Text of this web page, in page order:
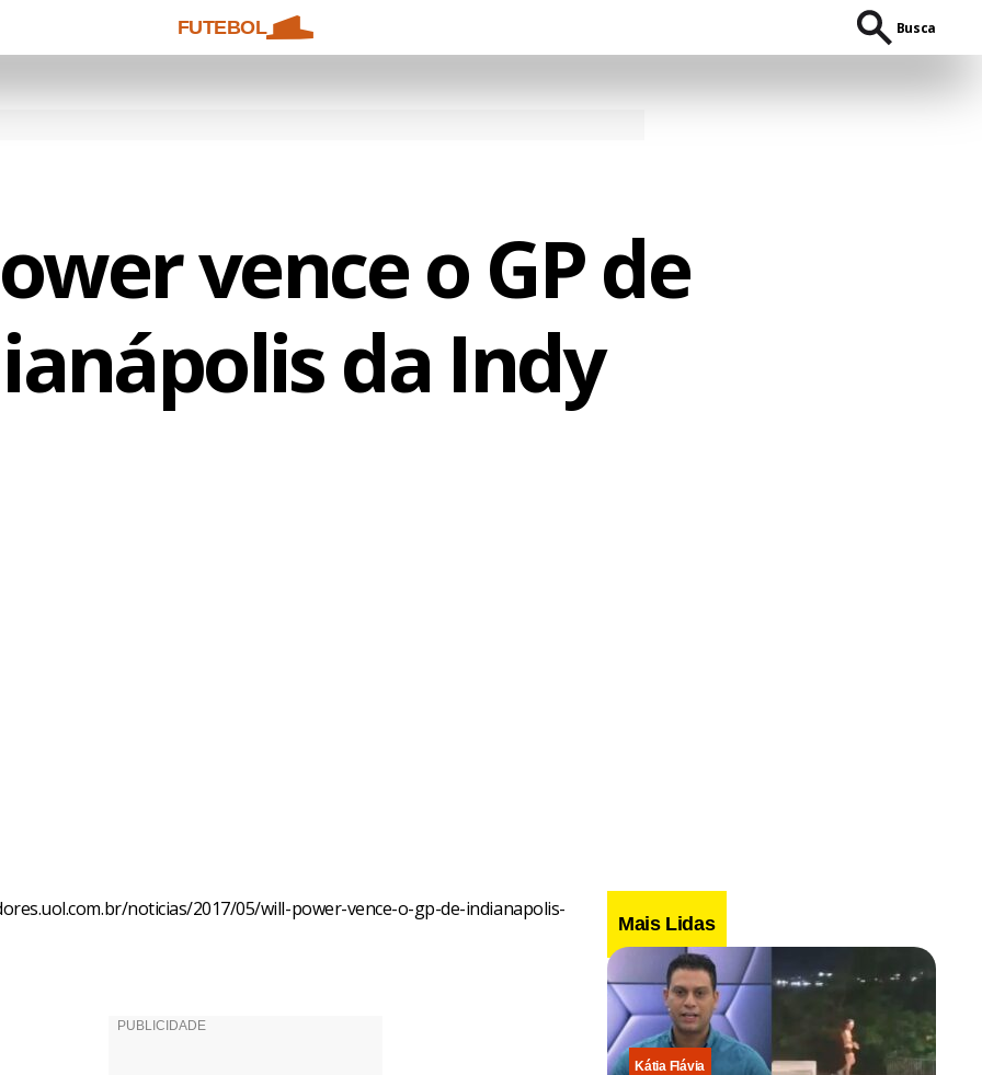
FUTEBOL Busca
vence o GP de
da Indy
noticias/2017/05/will-power-vence-o-gp-de-indianapolis-
Mais Lidas
Kátia Flávia